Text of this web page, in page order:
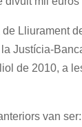
de Lliurament
Justícia-
de 2010, a
van